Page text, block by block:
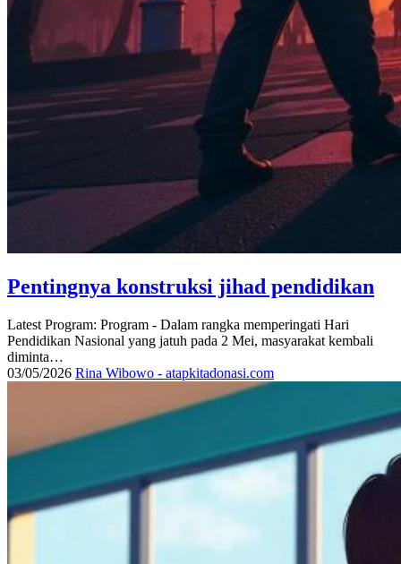
Pentingnya konstruksi jihad pendidikan
Latest Program: Program - Dalam rangka memperingati Hari
Pendidikan Nasional yang jatuh pada 2 Mei, masyarakat kembali
diminta…
03/05/2026 Rina Wibowo - atapkitadonasi.com